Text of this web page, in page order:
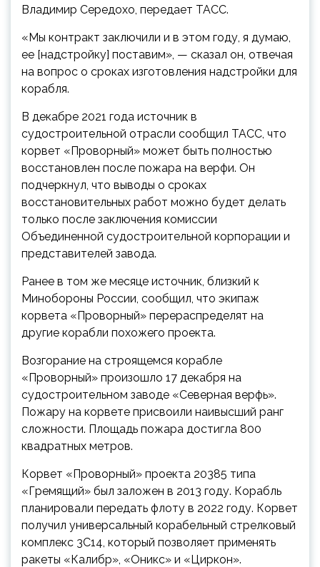
Владимир Середохо, передает ТАСС.
«Мы контракт заключили и в этом году, я думаю,
ее [надстройку] поставим», — сказал он, отвечая
на вопрос о сроках изготовления надстройки для
корабля.
В декабре 2021 года источник в
судостроительной отрасли сообщил ТАСС, что
корвет «Проворный» может быть полностью
восстановлен после пожара на верфи. Он
подчеркнул, что выводы о сроках
восстановительных работ можно будет делать
только после заключения комиссии
Объединенной судостроительной корпорации и
представителей завода.
Ранее в том же месяце источник, близкий к
Минобороны России, сообщил, что экипаж
корвета «Проворный» перераспределят на
другие корабли похожего проекта.
Возгорание на строящемся корабле
«Проворный» произошло 17 декабря на
судостроительном заводе «Северная верфь».
Пожару на корвете присвоили наивысший ранг
сложности. Площадь пожара достигла 800
квадратных метров.
Корвет «Проворный» проекта 20385 типа
«Гремящий» был заложен в 2013 году. Корабль
планировали передать флоту в 2022 году. Корвет
получил универсальный корабельный стрелковый
комплекс 3С14, который позволяет применять
ракеты «Калибр», «Оникс» и «Циркон».